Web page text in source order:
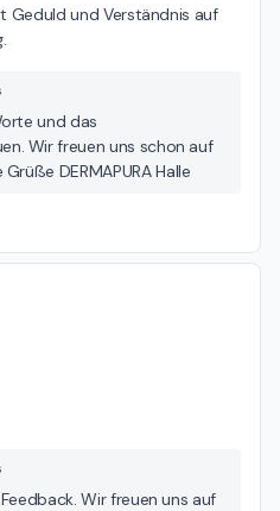
Geduld und Verständnis auf
und das
Wir freuen uns schon auf
DERMAPURA Halle
Wir freuen uns auf